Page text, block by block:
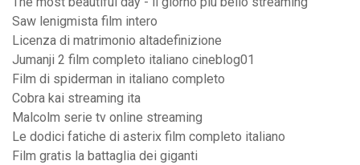
Saw lenigmista film intero
Licenza di matrimonio altadefinizione
Jumanji 2 film completo italiano cineblog01
Film di spiderman in italiano completo
Cobra kai streaming ita
Malcolm serie tv online streaming
Le dodici fatiche di asterix film completo italiano
Film gratis la battaglia dei giganti